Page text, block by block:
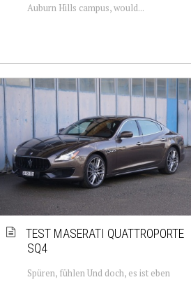
Auburn Hills campus, would...
TEST MASERATI QUATTROPORTE
SQ4
Spüren, fühlen Und doch, es ist eben